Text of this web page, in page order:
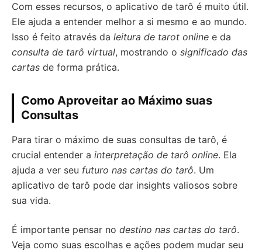
Com esses recursos, o aplicativo de tarô é muito útil.
Ele ajuda a entender melhor a si mesmo e ao mundo.
Isso é feito através da leitura de tarot online e da
consulta de tarô virtual, mostrando o significado das
cartas de forma prática.
Como Aproveitar ao Máximo suas
Consultas
Para tirar o máximo de suas consultas de tarô, é
crucial entender a interpretação de tarô online. Ela
ajuda a ver seu futuro nas cartas do tarô. Um
aplicativo de tarô pode dar insights valiosos sobre
sua vida.
É importante pensar no destino nas cartas do tarô.
Veja como suas escolhas e ações podem mudar seu